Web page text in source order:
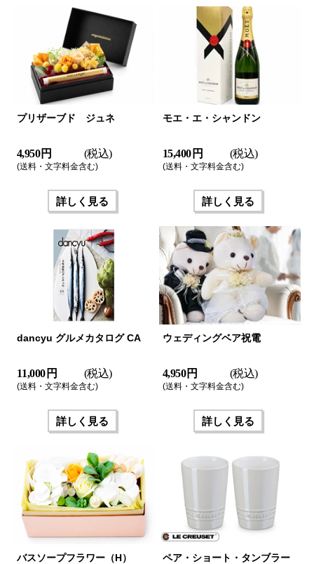
プリザーブド ジュネ
4,950 円 (税込)
(送料・文字料金含む)
詳しく見る
モエ・エ・シャンドン
15,400 円 (税込)
(送料・文字料金含む)
詳しく見る
dancyu グルメカタログ CA
11,000 円 (税込)
(送料・文字料金含む)
詳しく見る
ウェディングベア祝電
4,950 円 (税込)
(送料・文字料金含む)
詳しく見る
バスソープフラワー（H） ペア・ショート・タンブラー